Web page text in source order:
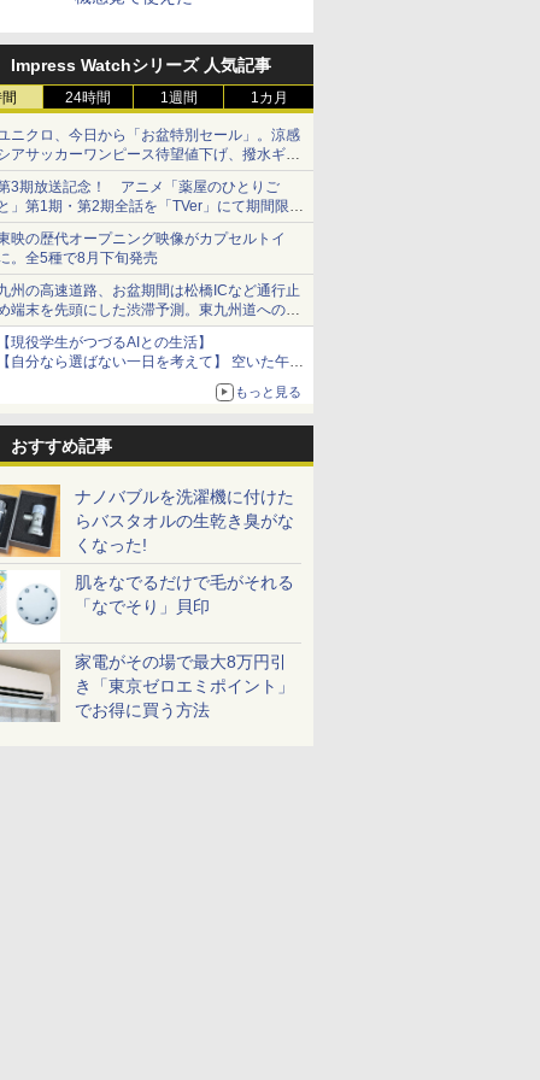
Impress Watchシリーズ 人気記事
24時間 1週間 1カ月
ニクロ、今日から「お盆特別セール」。涼感
アサッカーワンピース待望値下げ、撥水ギア
ョーツは1990円に
3期放送記念！ アニメ「薬屋のひとりご
」第1期・第2期全話を「TVer」にて期間限定
順次無料配信開始
映の歴代オープニング映像がカプセルトイ
。全5種で8月下旬発売
州の高速道路、お盆期間は松橋ICなど通行止
端末を先頭にした渋滞予測。東九州道への迂
は料金調整を実施
現役学生がつづるAIとの生活】
自分なら選ばない一日を考えて】 空いた午後
チャッピーに捧げたら、思わぬ絶景に出会っ
もっと見る
おすすめ記事
ナノバブルを洗濯機に付けた
らバスタオルの生乾き臭がな
くなった!
肌をなでるだけで毛がそれる
「なでそり」貝印
家電がその場で最大8万円引
き「東京ゼロエミポイント」
でお得に買う方法